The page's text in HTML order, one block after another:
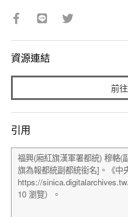
資源連結
前
引用